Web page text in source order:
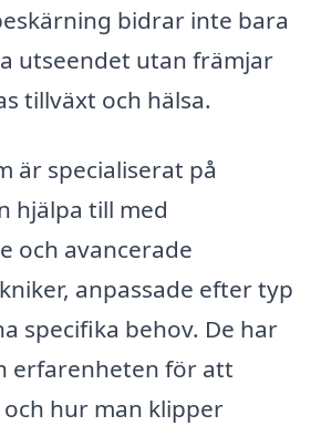
bidrar inte bara
utseendet utan främjar
tillväxt och hälsa.
är specialiserat på
hjälpa till med
och avancerade
anpassade efter typ
specifika behov. De har
erfarenheten för att
hur man klipper